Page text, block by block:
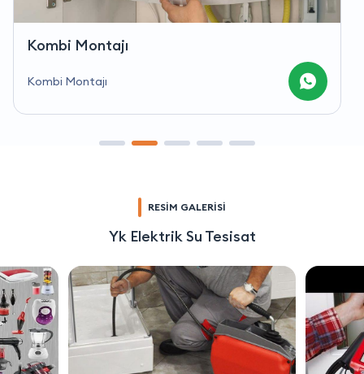
Kombi Montajı
Kombi Montajı
RESİM GALERİSİ
Yk Elektrik Su Tesisat